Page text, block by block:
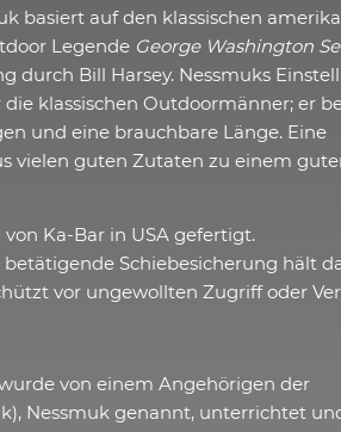
basiert auf den klassischen
Legende George Washington
durch Bill Harsey. Nessmuks
klassischen Outdoormänner; er
und eine brauchbare Länge. Eine
vielen guten Zutaten zu einem
Ka-Bar in USA gefertigt.
Schiebesicherung hält
vor ungewollten Zugriff oder
von einem Angehörigen der
Nessmuk genannt, unterrichtet